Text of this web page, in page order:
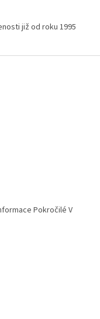
již od roku 1995
Pokročilé V